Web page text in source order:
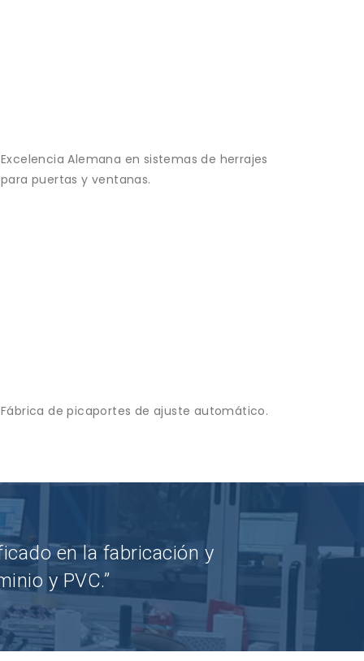
Excelencia Alemana en sistemas de herrajes
para puertas y ventanas.
Fábrica de picaportes de ajuste automático.
en la fabricación y
y PVC.”